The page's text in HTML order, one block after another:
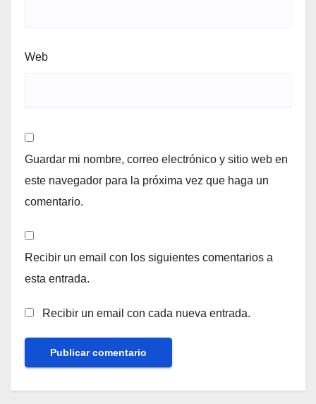
Web
Guardar mi nombre, correo electrónico y sitio web en
este navegador para la próxima vez que haga un
comentario.
Recibir un email con los siguientes comentarios a
esta entrada.
Recibir un email con cada nueva entrada.